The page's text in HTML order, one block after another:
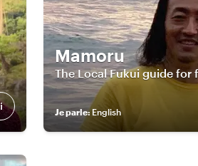
Mamoru
The Local Fukui guide for
Je parle: English